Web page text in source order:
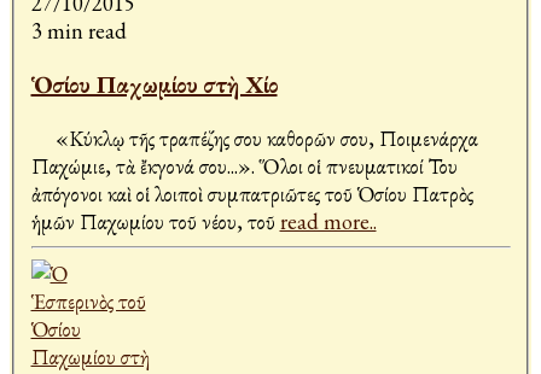
3 min read
Ὁσίου Παχωμίου στὴ Χίο
«Κύκλῳ τῆς τραπέζης σου καθορῶν σου, Ποιμενάρχα
Παχώμιε, τὰ ἔκγονά σου...». Ὅλοι οἱ πνευματικοί Του
ἀπόγονοι καὶ οἱ λοιποὶ συμπατριῶτες τοῦ Ὁσίου Πατρὸς
ἡμῶν Παχωμίου τοῦ νέου, τοῦ read more..